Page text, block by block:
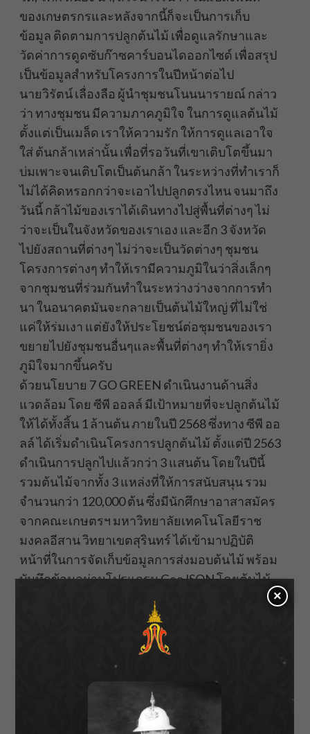
ของเกษตรกรและหลังจากนี้ก็จะเป็นการเก็บ
ข้อมูล ติดตามการปลูกต้นไม้ เพื่อดูแลรักษาและ
วัดค่าการดูดซับก๊าซคาร์บอนไดออกไซด์ เพื่อสรุป
เป็นข้อมูลสำหรับโครงการในปีหน้าต่อไป
นายวิรัตน์ เลื่องลือ ผู้นำชุมชนโนนนารายณ์ กล่าว
ว่า ทางชุมชน มีความภาคภูมิใจ ในการดูแลต้นไม้
ตั้งแต่เป็นเมล็ด เราให้ความรัก ให้การดูแลเอาใจ
ใส่ ต้นกล้าเหล่านั้น เพื่อที่รอวันที่เขาเติบโตขึ้นมา
บ่มเพาะจนเติบโตเป็นต้นกล้า ในระหว่างที่ทำเราก็
ไม่ได้คิดหรอกกว่าจะเอาไปปลูกตรงไหน จนมาถึง
วันนี้ กล้าไม้ของเราได้เดินทางไปสู่พื้นที่ต่างๆ ไม่
ว่าจะเป็นในจังหวัดของเราเอง และอีก 3 จังหวัด
ไปยังสถานที่ต่างๆ ไม่ว่าจะเป็นวัดต่างๆ ชุมชน
โครงการต่างๆ ทำให้เรามีความภูมิในว่าสิ่งเล็กๆ
จากชุมชนที่ร่วมกันทำในระหว่างว่างจากการทำ
นา ในอนาคตมันจะกลายเป็นต้นไม้ใหญ่ ที่ไม่ใช่
แค่ให้ร่มเงา แต่ยังให้ประโยชน์ต่อชุมชนของเรา
ขยายไปยังชุมชนอื่นๆและพื้นที่ต่างๆ ทำให้เรายิ่ง
ภูมิใจมากขึ้นครับ
ด้วยนโยบาย 7 GO GREEN ดำเนินงานด้านสิ่ง
แวดล้อม โดย ซีพี ออลล์ มีเป้าหมายที่จะปลูกต้นไม้
ให้ได้ทั้งสิ้น 1 ล้านต้น ภายในปี 2568 ซึ่งทาง ซีพี ออ
ลล์ ได้เริ่มดำเนินโครงการปลูกต้นไม้ ตั้งแต่ปี 2563
ดำเนินการปลูกไปแล้วกว่า 3 แสนต้น โดยในปีนี้
รวมต้นไม้จากทั้ง 3 แหล่งที่ให้การสนับสนุน รวม
จำนวนกว่า 120,000 ต้น ซึ่งมีนักศึกษาอาสาสมัคร
จากคณะเกษตรฯ มหาวิทยาลัยเทคโนโลยีราช
มงคลอีสาน วิทยาเขตสุรินทร์ ได้เข้ามาปฏิบัติ
หน้าที่ในการจัดเก็บข้อมูลการส่งมอบต้นไม้ พร้อม
บันทึกข้อมูลผ่านโปรแกรม GeoJSON โดยต้นไม้
ทุกต้นที่ถูกส่งมอบจะสามารถติดตามการเติบโต
ได้ในอนาคต เพื่อที่จะสามารถยื่นรับรอง โครงการ
สนับสนุนกิจกรรมลดก๊าซเรือนกระจก (Low
Emission Support Scheme) หรือเรียกว่า โครงการ
×